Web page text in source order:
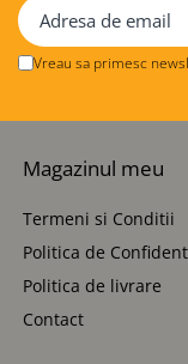
Vreau sa primesc
Magazinul meu
Termeni si Conditii
Politica de
Politica de livrare
Contact